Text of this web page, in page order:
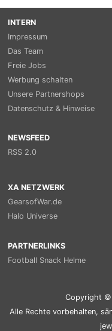
INTERN
Impressum
Das Team
Freie Jobs
Werbung schalten
Unsere Partnershops
Datenschutz & Hinweise
NEWSFEED
RSS 2.0
XA NETZWERK
GearsofWar.de
Halo Universe
PARTNERLINKS
Football Snack Helme
Copyright ©
Alle Rechte vorbehalten,